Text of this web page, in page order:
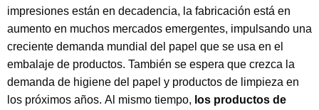
impresiones están en decadencia, la fabricación está en
aumento en muchos mercados emergentes, impulsando una
creciente demanda mundial del papel que se usa en el
embalaje de productos. También se espera que crezca la
demanda de higiene del papel y productos de limpieza en
los próximos años. Al mismo tiempo, los productos de